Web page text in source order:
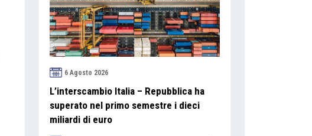
6 Agosto 2026
L’interscambio Italia – Repubblica ha
superato nel primo semestre i dieci
miliardi di euro